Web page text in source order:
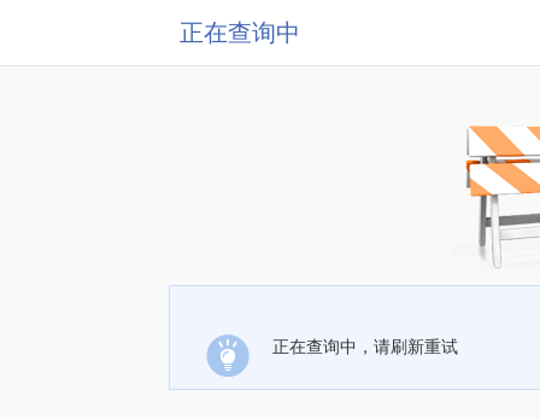
正在查询中
正在查询中，请刷新重试